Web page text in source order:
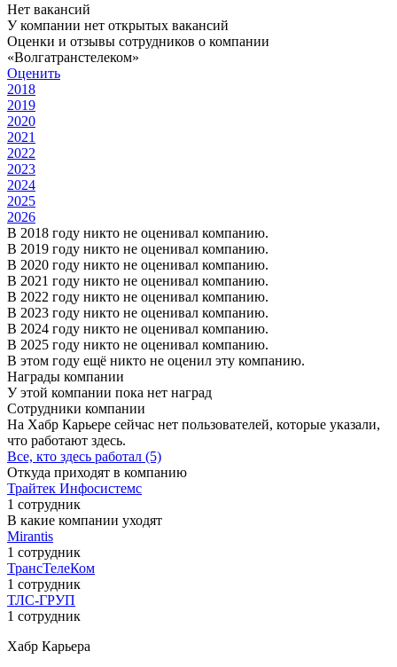
Нет вакансий
У компании нет открытых вакансий
Оценки и отзывы сотрудников о компании
«Волгатранстелеком»
Оценить
2018
2019
2020
2021
2022
2023
2024
2025
2026
В 2018 году никто не оценивал компанию.
В 2019 году никто не оценивал компанию.
В 2020 году никто не оценивал компанию.
В 2021 году никто не оценивал компанию.
В 2022 году никто не оценивал компанию.
В 2023 году никто не оценивал компанию.
В 2024 году никто не оценивал компанию.
В 2025 году никто не оценивал компанию.
В этом году ещё никто не оценил эту компанию.
Награды компании
У этой компании пока нет наград
Сотрудники компании
На Хабр Карьере сейчас нет пользователей, которые указали,
что работают здесь.
Все, кто здесь работал (5)
Откуда приходят в компанию
Трайтек Инфосистемс
1 сотрудник
В какие компании уходят
Mirantis
1 сотрудник
ТрансТелеКом
1 сотрудник
ТЛС-ГРУП
1 сотрудник
Хабр Карьера